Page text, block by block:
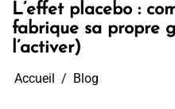
L’effet placebo :
fabrique sa propre
l’activer)
Accueil Blog